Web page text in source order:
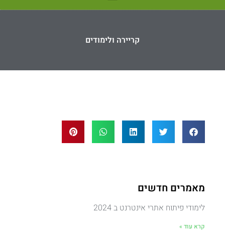
קריירה ולימודים
מאמרים חדשים
לימודי פיתוח אתרי אינטרנט ב 2024
קרא עוד »